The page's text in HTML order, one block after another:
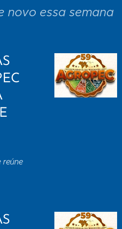
novo essa semana